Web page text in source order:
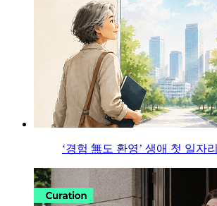
‘경험 無도 환영’ 생애 첫 일자